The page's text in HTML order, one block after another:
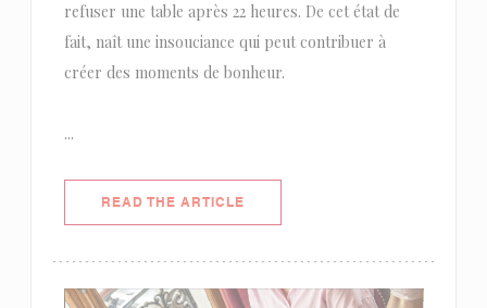
refuser une table après 22 heures. De cet état de
fait, naît une insouciance qui peut contribuer à
créer des moments de bonheur.
...
READ THE ARTICLE((OPENS IN A NEW WINDOW))